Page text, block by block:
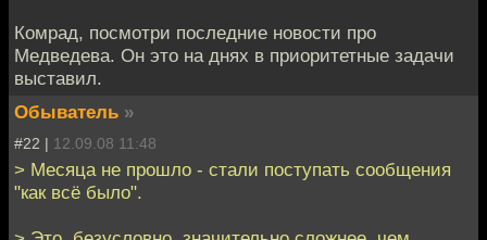
Комрад, посмотри последние новости про
Медведева. Он это на днях в приоритетные задачи
выставил.
Обыватель »
#22 | 12.09.08 11:48
> Месяца не прошло - стали поступать сообщения
"как всё было".